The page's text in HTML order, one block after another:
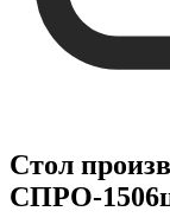
Стол
СПРО-